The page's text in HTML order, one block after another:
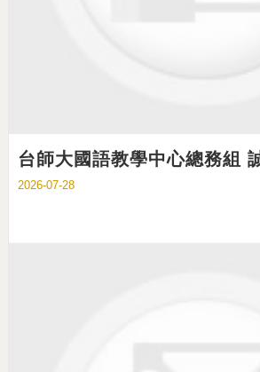
台師大國語教學中心總務組
2026-07-28